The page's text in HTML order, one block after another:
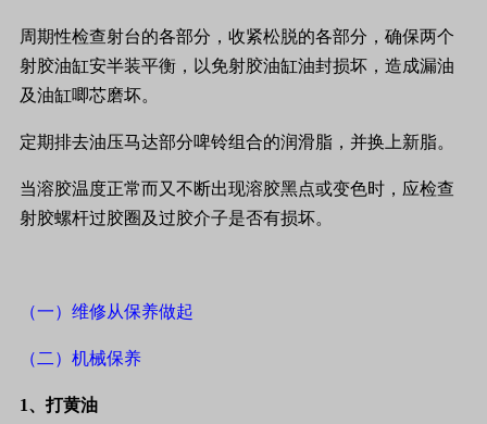
周期性检查射台的各部分，收紧松脱的各部分，确保两个
射胶油缸安半装平衡，以免射胶油缸油封损坏，造成漏油
及油缸唧芯磨坏。
定期排去油压马达部分啤铃组合的润滑脂，并换上新脂。
当溶胶温度正常而又不断出现溶胶黑点或变色时，应检查
射胶螺杆过胶圈及过胶介子是否有损坏。
（一）维修从保养做起
（二）机械保养
1、打黄油